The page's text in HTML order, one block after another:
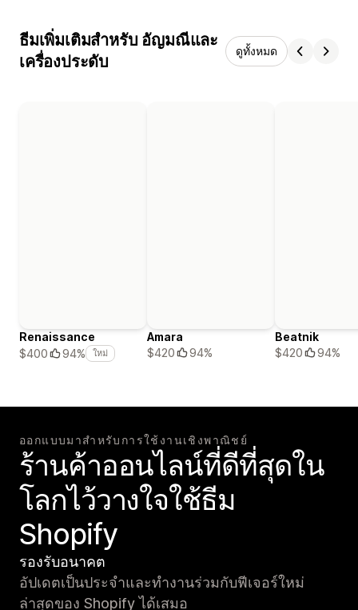
ธีมเพิ่มเติมสำหรับ อัญมณีและ
เครื่องประดับ
ดูทั้งหมด
Renaissance
$400
94% ใหม่
Amara
$420
94%
Beatnik
$420
94%
ออกแบบมาสำหรับการใช้งานเชิงพาณิชย์
ร้านค้าออนไลน์ที่ดีที่สุดใน
โลกไว้วางใจใช้ธีม
Shopify
รองรับอนาคต
อัปเดตเป็นประจำและทำงานร่วมกับฟีเจอร์ใหม่
ล่าสุดของ Shopify ได้เสมอ